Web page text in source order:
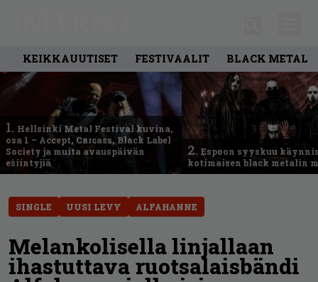
KEIKKAUUTISET FESTIVAALIT BLACK METAL
1. Hellsinki Metal Festival kuvina,
osa 1 – Accept, Carcass, Black Label
Society ja muita avauspäivän
esiintyjiä
2. Espoon syyskuu
kotimaisen black metalin
SINGLE UUSI LEVY ALFAHANNE
Melankolisella linjallaan
ihastuttava ruotsalaisbändi